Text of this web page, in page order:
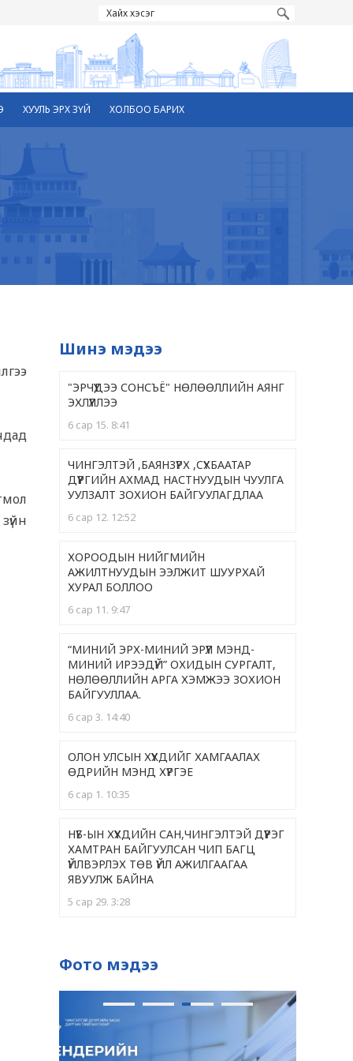
ХУУЛЬ ЭРХ ЗҮЙ ХОЛБОО БАРИХ
Шинэ мэдээ
"ЭРЧҮҮДЭЭ СОНСЪЁ" НӨЛӨӨЛЛИЙН АЯНГ
ЭХЛҮҮЛЛЭЭ
6 сар 15. 8:41
ЧИНГЭЛТЭЙ ,БАЯНЗҮРХ ,CҮХБААТАР
ДҮҮРГИЙН АХМАД НАСТНУУДЫН ЧУУЛГА
УУЛЗАЛТ ЗОХИОН БАЙГУУЛАГДЛАА
6 сар 12. 12:52
ХОРООДЫН НИЙГМИЙН
АЖИЛТНУУДЫН ЭЭЛЖИТ ШУУРХАЙ
ХУРАЛ БОЛЛОО
6 сар 11. 9:47
“МИНИЙ ЭРХ-МИНИЙ ЭРҮҮЛ МЭНД-
МИНИЙ ИРЭЭДҮЙ” ОХИДЫН СУРГАЛТ,
НӨЛӨӨЛЛИЙН АРГА ХЭМЖЭЭ ЗОХИОН
БАЙГУУЛЛАА.
6 сар 3. 14:40
ОЛОН УЛСЫН ХҮҮХДИЙГ ХАМГААЛАХ
ӨДРИЙН МЭНД ХҮРГЭЕ
6 сар 1. 10:35
НҮБ-ЫН ХҮҮХДИЙН САН,ЧИНГЭЛТЭЙ ДҮҮРЭГ
ХАМТРАН БАЙГУУЛСАН ЧИП БАГЦ
ҮЙЛВЭРЛЭХ ТӨВ ҮЙЛ АЖИЛГААГАА
ЯВУУЛЖ БАЙНА
5 сар 29. 3:28
АЛДАР "НЭГ, ХОЁРДУГААР ОДОНГООР
ШАГНАГДЛАА
5 сар 28. 9:36
ОДОНТОЙ ЭЭЖҮҮДЭД ХҮНДЭТГЭЛ ҮЗҮҮЛЛЭЭ
5 сар 28. 9:33
Фото мэдээ